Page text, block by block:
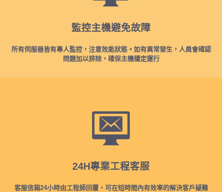
監控主機避免故障
所有伺服器皆有專人監控，注意效能狀態。如有異常發生，人員會確認
問題加以排除，確保主機穩定運行
24H專業工程客服
客服信箱24小時由工程師回覆，可在短時間內有效率的解決客戶疑難